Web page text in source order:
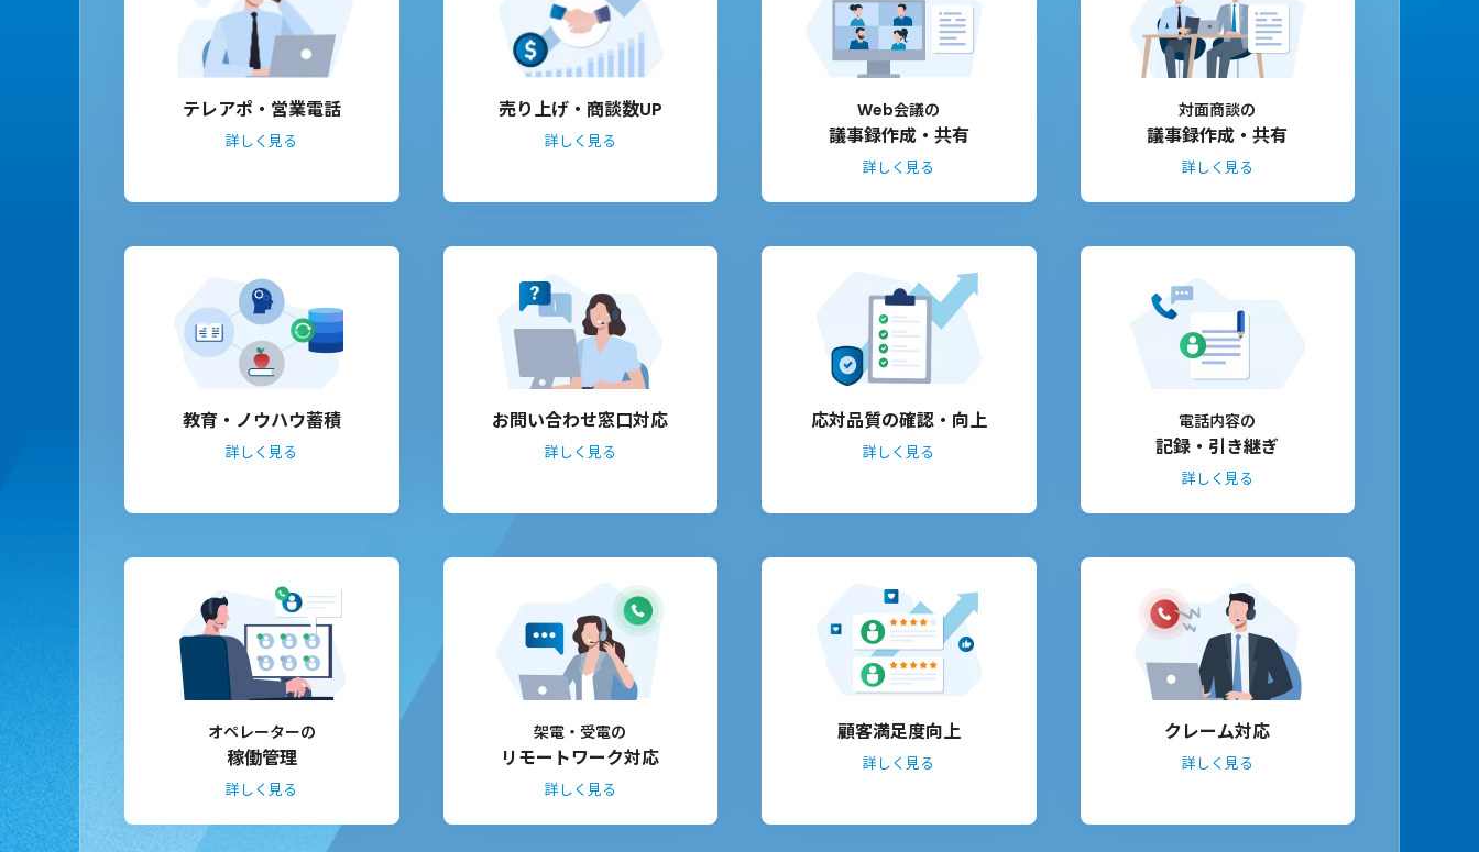
テレアポ・営業電話
詳しく見る
売り上げ・商談数UP
詳しく見る
Web会議の
議事録作成・共有
詳しく見る
対面商談の
議事録作成・共有
詳しく見る
教育・ノウハウ蓄積
詳しく見る
お問い合わせ窓口対応
詳しく見る
応対品質の確認・向上
詳しく見る
電話内容の
記録・引き継ぎ
詳しく見る
オペレーターの
稼働管理
詳しく見る
架電・受電の
リモートワーク対応
詳しく見る
顧客満足度向上
詳しく見る
クレーム対応
詳しく見る